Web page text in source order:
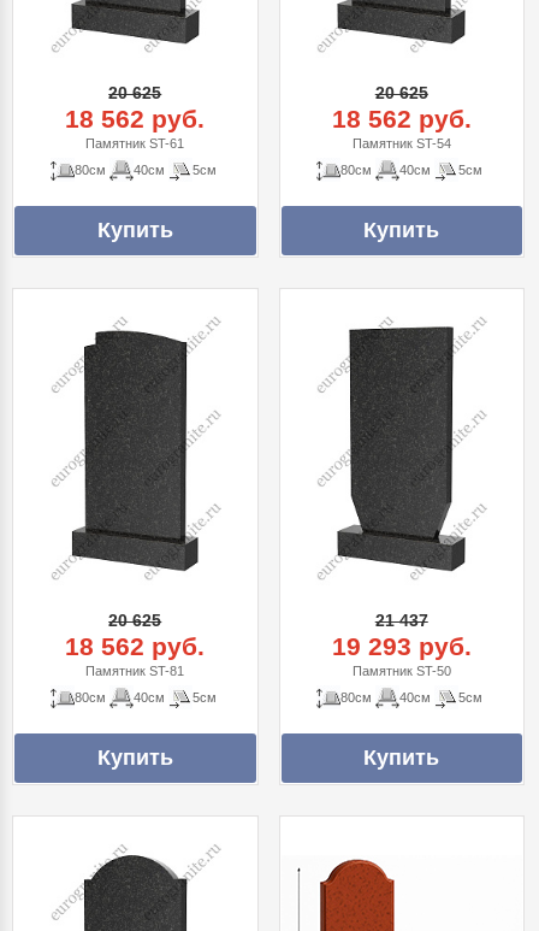
20 625
18 562 руб.
Памятник ST-61
80см
40см 5см
20 625
18 562 руб.
Памятник ST-54
80см
40см 5см
20 625
18 562 руб.
Памятник ST-81
80см
40см 5см
21 437
19 293 руб.
Памятник ST-50
80см
40см 5см